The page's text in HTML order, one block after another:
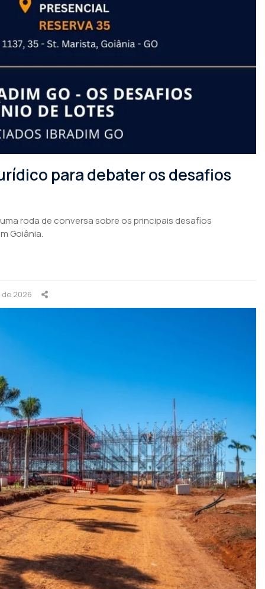
para debater os desafios
roda de conversa sobre os principais desafios
Goiânia.
2026